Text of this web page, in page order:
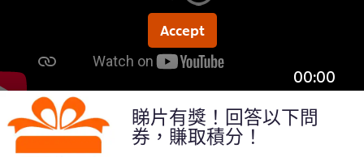
Accept
00:00
睇片有獎！回答以下問
券，賺取積分！